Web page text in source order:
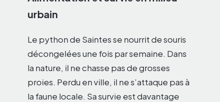
urbain
Le python de Saintes se nourrit de souris
décongelées une fois par semaine. Dans
la nature, il ne chasse pas de grosses
proies. Perdu en ville, il ne s’attaque pas à
la faune locale. Sa survie est davantage